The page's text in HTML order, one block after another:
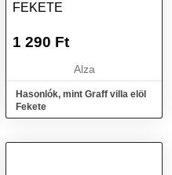
FEKETE
1 290 Ft
Alza
Hasonlók, mint Graff villa elöl
Fekete